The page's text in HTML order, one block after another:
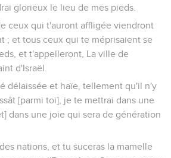
glorieux le lieu de mes pieds.
ceux qui t'auront affligée viendront
; et tous ceux qui te méprisaient se
et t'appelleront, La ville de
d'Israël.
délaissée et haïe, tellement qu'il n'y
[parmi toi], je te mettrai dans une
dans une joie qui sera de génération
nations, et tu suceras la mamelle